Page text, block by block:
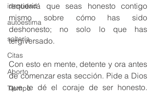
identidad
autoestima
soltería
Citas
Aborto
Tiempo
requerirá que seas honesto contigo
mismo sobre cómo has sido
deshonesto; no solo lo que has
tergiversado.
Con esto en mente, detente y ora antes
de comenzar esta sección. Pide a Dios
que te dé el coraje de ser honesto.